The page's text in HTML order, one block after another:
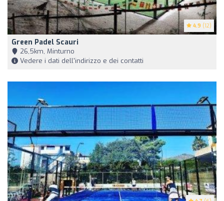
4.9 (12)
Green Padel Scauri
26,5km, Minturno
Vedere i dati dell'indirizzo e dei contatti